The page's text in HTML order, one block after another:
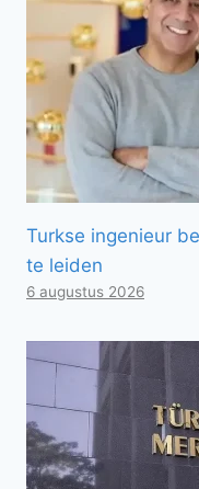
Turkse ingenieur
te leiden
6 augustus 2026